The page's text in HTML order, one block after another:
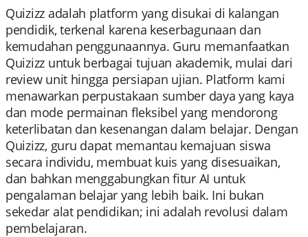
Quizizz adalah platform yang disukai di kalangan
pendidik, terkenal karena keserbagunaan dan
kemudahan penggunaannya. Guru memanfaatkan
Quizizz untuk berbagai tujuan akademik, mulai dari
review unit hingga persiapan ujian. Platform kami
menawarkan perpustakaan sumber daya yang kaya
dan mode permainan fleksibel yang mendorong
keterlibatan dan kesenangan dalam belajar. Dengan
Quizizz, guru dapat memantau kemajuan siswa
secara individu, membuat kuis yang disesuaikan,
dan bahkan menggabungkan fitur AI untuk
pengalaman belajar yang lebih baik. Ini bukan
sekedar alat pendidikan; ini adalah revolusi dalam
pembelajaran.